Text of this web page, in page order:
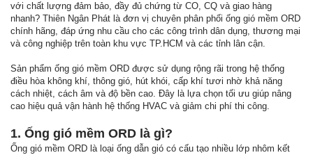
với chất lượng đảm bảo, đầy đủ chứng từ CO, CQ và giao hàng
nhanh? Thiên Ngân Phát là đơn vị chuyên phân phối ống gió mềm ORD
chính hãng, đáp ứng nhu cầu cho các công trình dân dụng, thương mại
và công nghiệp trên toàn khu vực TP.HCM và các tỉnh lân cận.
Sản phẩm ống gió mềm ORD được sử dụng rộng rãi trong hệ thống
điều hòa không khí, thông gió, hút khói, cấp khí tươi nhờ khả năng
cách nhiệt, cách âm và độ bền cao. Đây là lựa chọn tối ưu giúp nâng
cao hiệu quả vận hành hệ thống HVAC và giảm chi phí thi công.
1. Ống gió mềm ORD là gì?
Ống gió mềm ORD là loại ống dẫn gió có cấu tạo nhiều lớp nhôm kết